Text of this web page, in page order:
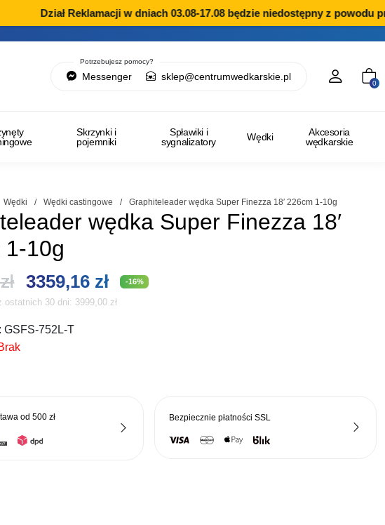
Dział Reklamacji w dniach 03.08-17.08 będzie niedostępny z powodu
Potrzebujesz pomocy?
Messenger sklep@centrumwedkarskie.pl
0
Skrzynki i
pojemniki
Spławiki i
sygnalizatory
Wędki
Akcesoria
wędkarskie
Wędki / Wędki castingowe / Graphiteleader wędka Super Finezza 18′ 226cm 1-10g
wędka Super Finezza 18′
1-10g
zł Pierwotna
cena
wynosiła:
3359,16 złAktualna
cena
-16%
ostatnich 30 dni: 3999,00 zł
GSFS-752L-T
od500 zł Bezpiecznie płatnościSSL